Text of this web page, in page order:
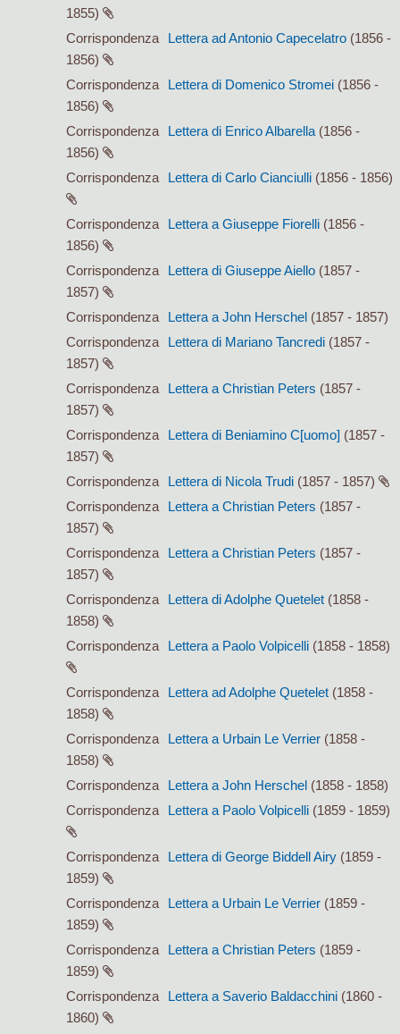
1855)
Corrispondenza
Lettera ad Antonio Capecelatro (1856 -
1856)
Corrispondenza
Lettera di Domenico Stromei (1856 -
1856)
Corrispondenza
Lettera di Enrico Albarella (1856 -
1856)
Corrispondenza
Lettera di Carlo Cianciulli (1856 - 1856)
Corrispondenza Lettera a Giuseppe Fiorelli (1856 -
1856)
Corrispondenza
Lettera di Giuseppe Aiello (1857 -
1857)
Corrispondenza
Lettera a John Herschel (1857 - 1857)
Corrispondenza
Lettera di Mariano Tancredi (1857 -
1857)
Corrispondenza
Lettera a Christian Peters (1857 -
1857)
Corrispondenza
Lettera di Beniamino C[uomo] (1857 -
1857)
Corrispondenza
Lettera di Nicola Trudi (1857 - 1857)
Corrispondenza
Lettera a Christian Peters (1857 -
1857)
Corrispondenza
Lettera a Christian Peters (1857 -
1857)
Corrispondenza
Lettera di Adolphe Quetelet (1858 -
1858)
Corrispondenza
Lettera a Paolo Volpicelli (1858 - 1858)
Corrispondenza Lettera ad Adolphe Quetelet (1858 -
1858)
Corrispondenza
Lettera a Urbain Le Verrier (1858 -
1858)
Corrispondenza
Lettera a John Herschel (1858 - 1858)
Corrispondenza
Lettera a Paolo Volpicelli (1859 - 1859)
Corrispondenza Lettera di George Biddell Airy (1859 -
1859)
Corrispondenza
Lettera a Urbain Le Verrier (1859 -
1859)
Corrispondenza
Lettera a Christian Peters (1859 -
1859)
Corrispondenza
Lettera a Saverio Baldacchini (1860 -
1860)